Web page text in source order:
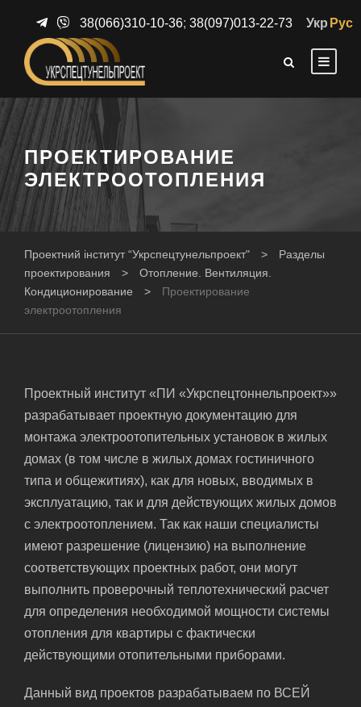
38(066)310-10-36; 38(097)013-22-73 Укр Рус
ПРОЕКТИРОВАНИЕ
ЭЛЕКТРООТОПЛЕНИЯ
Проектний інститут “Укрспецтунельпроект" >
Разделы
проектирования
>
Отопление. Вентиляция.
Кондиционирование
>
Проектирование
электроотопления
Проектный институт «ПИ «Укрспецтоннельпроект»»
разрабатывает проектную документацию для
монтажа электроотопительных установок в жилых
домах (в том числе в жилых домах гостиничного
типа и общежитиях), как для новых, вводимых в
эксплуатацию, так и для действующих жилых домов
с электроотоплением. Так как наши специалисты
имеют разрешение (лицензию) на выполнение
соответствующих проектных работ, они могут
выполнить проверочный теплотехнический расчет
для определения необходимой мощности системы
отопления для квартиры с фактически
действующими отопительными приборами.
Данный вид проектов разрабатываем по ВСЕЙ